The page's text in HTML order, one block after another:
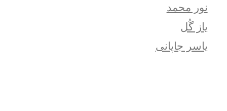
نور محمد
یاز گُل
یاسر جاپانی